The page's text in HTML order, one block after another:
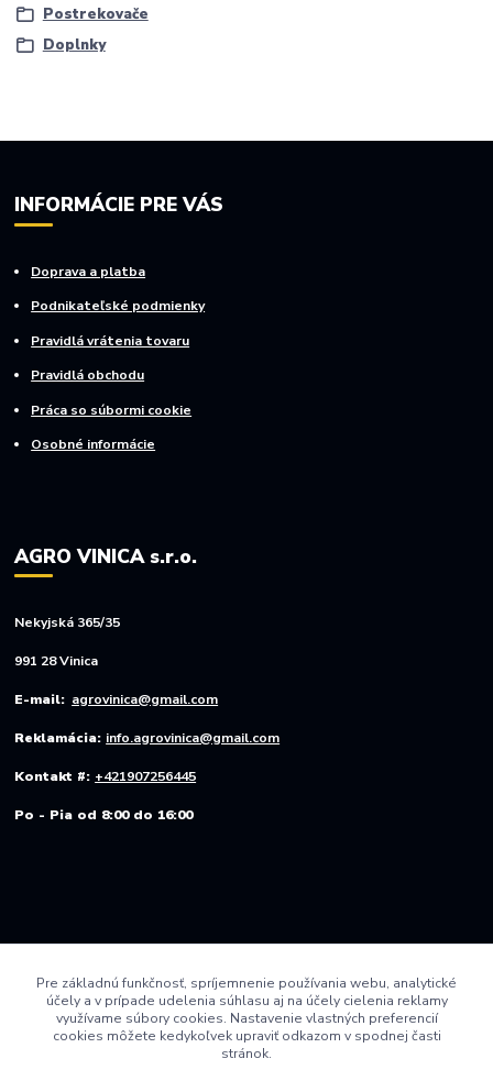
Postrekovače
Doplnky
INFORMÁCIE PRE VÁS
Doprava a platba
Podnikateľské podmienky
Pravidlá vrátenia tovaru
Pravidlá obchodu
Práca so súbormi cookie
Osobné informácie
AGRO VINICA s.r.o.
Nekyjská 365/35
991 28 Vinica
E-mail: agrovinica@gmail.com
Reklamácia: info.agrovinica@gmail.com
Kontakt #: +421907256445
Po - Pia od 8:00 do 16:00
Pre základnú funkčnosť, spríjemnenie používania webu, analytické
účely a v prípade udelenia súhlasu aj na účely cielenia reklamy
využívame súbory cookies. Nastavenie vlastných preferencií
cookies môžete kedykoľvek upraviť odkazom v spodnej časti
stránok.